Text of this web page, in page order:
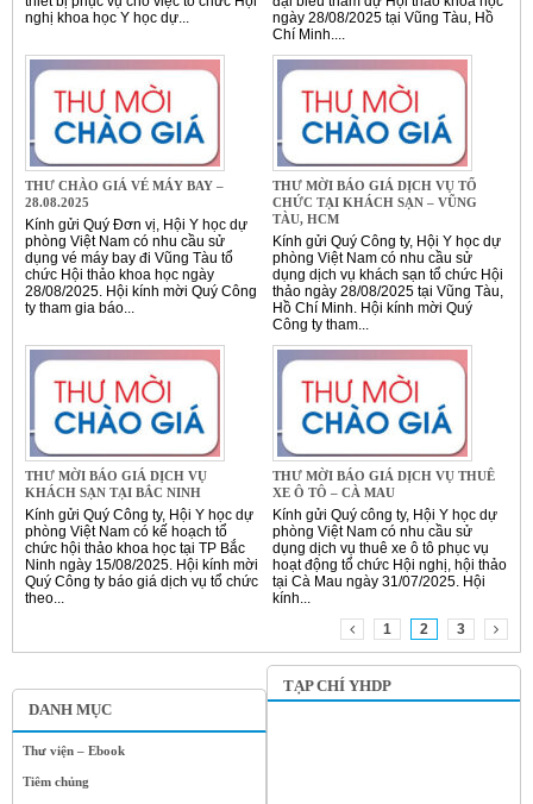
DANH MỤC
Thư viện – Ebook
Tiêm chủng
nghị khoa học Y học dự...
ngày 28/08/2025 tại Vũng Tàu, Hồ
Chí Minh....
THƯ CHÀO GIÁ VÉ MÁY BAY –
28.08.2025
Kính gửi Quý Đơn vị, Hội Y học dự
phòng Việt Nam có nhu cầu sử
dụng vé máy bay đi Vũng Tàu tổ
chức Hội thảo khoa học ngày
28/08/2025. Hội kính mời Quý Công
ty tham gia báo...
THƯ MỜI BÁO GIÁ DỊCH VỤ TỔ
CHỨC TẠI KHÁCH SẠN – VŨNG
TÀU, HCM
Kính gửi Quý Công ty, Hội Y học dự
phòng Việt Nam có nhu cầu sử
dụng dịch vụ khách sạn tổ chức Hội
thảo ngày 28/08/2025 tại Vũng Tàu,
Hồ Chí Minh. Hội kính mời Quý
Công ty tham...
THƯ MỜI BÁO GIÁ DỊCH VỤ
KHÁCH SẠN TẠI BẮC NINH
Kính gửi Quý Công ty, Hội Y học dự
phòng Việt Nam có kế hoạch tổ
chức hội thảo khoa học tại TP Bắc
Ninh ngày 15/08/2025. Hội kính mời
Quý Công ty báo giá dịch vụ tổ chức
theo...
THƯ MỜI BÁO GIÁ DỊCH VỤ THUÊ
XE Ô TÔ – CÀ MAU
Kính gửi Quý công ty, Hội Y học dự
phòng Việt Nam có nhu cầu sử
dụng dịch vụ thuê xe ô tô phục vụ
hoạt động tổ chức Hội nghị, hội thảo
tại Cà Mau ngày 31/07/2025. Hội
kính...
1
2 3
TẠP CHÍ YHDP